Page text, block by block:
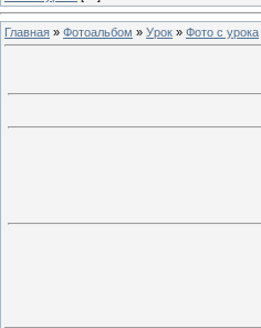
Главная » Фотоальбом » Урок » Фото с урока